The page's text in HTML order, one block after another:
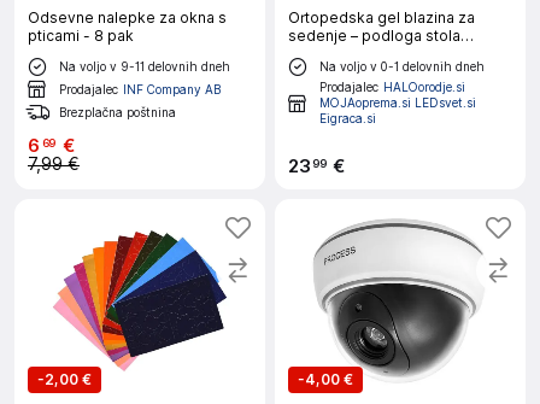
Odsevne nalepke za okna s
pticami - 8 pak
Na voljo v 9-11 delovnih dneh
Prodajalec INF Company AB
Brezplačna poštnina
6 69 €
7,99 €
Ortopedska gel blazina za
sedenje – podloga stola
45x35cm
Na voljo v 0-1 delovnih dneh
Prodajalec HALOorodje.si
MOJAoprema.si LEDsvet.si
Eigraca.si
2399 €
-2,00 €
-4,00 €